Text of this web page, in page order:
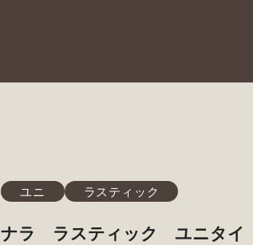
ユニ ラスティック
ナラ ラスティック ユニタイ